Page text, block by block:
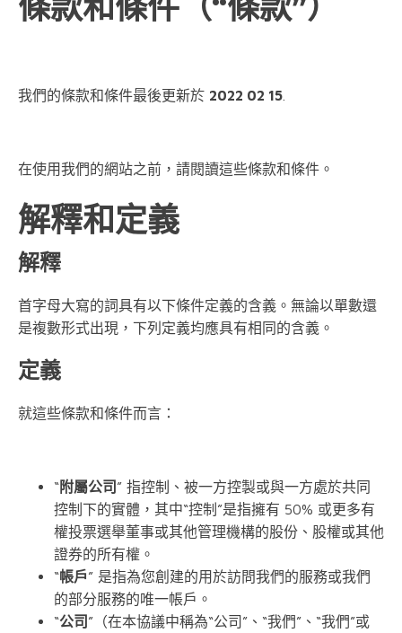
我們的條款和條件最後更新於 2022 02 15
在使用我們的網站之前，請閱讀這些條款和條件。
解釋和定義
解釋
首字母大寫的詞具有以下條件定義的含義。無論以單數還
是複數形式出現，下列定義均應具有相同的含義。
定義
就這些條款和條件而言：
“附屬公司 ” 指控制、被一方控製或與一方處於共同
控制下的實體，其中“控制”是指擁有 50% 或更多有
權投票選舉董事或其他管理機構的股份、股權或其他
證券的所有權。
“帳戶” 是指為您創建的用於訪問我們的服務或我們
的部分服務的唯一帳戶。
“公司 ”（在本協議中稱為“公司”、“我們”、“我們”或